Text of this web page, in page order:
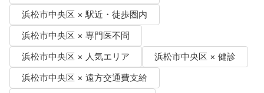
浜松市中央区 × 駅近・徒歩圏内
浜松市中央区 × 専門医不問
浜松市中央区 × 人気エリア
浜松市中央区 × 健診
浜松市中央区 × 遠方交通費支給